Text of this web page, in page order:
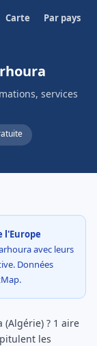
Carte Par pays
services
l'Europe
avec leurs
Données
(Algérie) ? 1 aire
les